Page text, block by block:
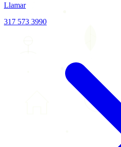
Llamar
317 573 3990